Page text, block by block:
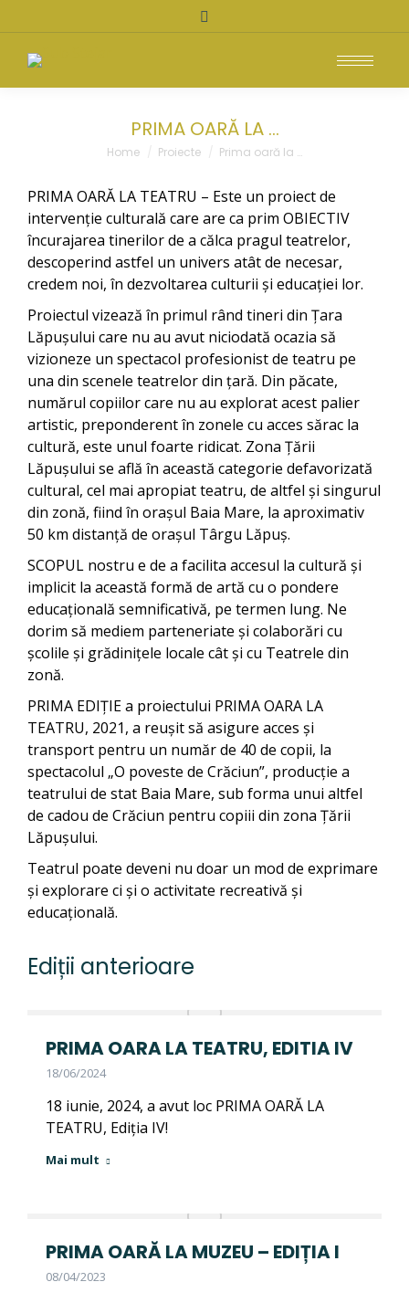
Search:
PRIMA OARĂ LA …
You are here:
Home Proiecte Prima oară la …
PRIMA OARĂ LA TEATRU – Este un proiect de
intervenție culturală care are ca prim OBIECTIV
încurajarea tinerilor de a călca pragul teatrelor,
descoperind astfel un univers atât de necesar,
credem noi, în dezvoltarea culturii și educației lor.
Proiectul vizează în primul rând tineri din Țara
Lăpușului care nu au avut niciodată ocazia să
vizioneze un spectacol profesionist de teatru pe
una din scenele teatrelor din țară. Din păcate,
numărul copiilor care nu au explorat acest palier
artistic, preponderent în zonele cu acces sărac la
cultură, este unul foarte ridicat. Zona Țării
Lăpușului se află în această categorie defavorizată
cultural, cel mai apropiat teatru, de altfel și singurul
din zonă, fiind în orașul Baia Mare, la aproximativ
50 km distanță de orașul Târgu Lăpuș.
SCOPUL nostru e de a facilita accesul la cultură și
implicit la această formă de artă cu o pondere
educațională semnificativă, pe termen lung. Ne
dorim să mediem parteneriate și colaborări cu
școlile și grădinițele locale cât și cu Teatrele din
zonă.
PRIMA EDIȚIE a proiectului PRIMA OARA LA
TEATRU, 2021, a reușit să asigure acces și
transport pentru un număr de 40 de copii, la
spectacolul „O poveste de Crăciun”, producție a
teatrului de stat Baia Mare, sub forma unui altfel
de cadou de Crăciun pentru copiii din zona Țării
Lăpușului.
Teatrul poate deveni nu doar un mod de exprimare
și explorare ci și o activitate recreativă și
educațională.
Ediții anterioare
PRIMA OARA LA TEATRU, EDITIA IV
18/06/2024
18 iunie, 2024, a avut loc PRIMA OARĂ LA
TEATRU, Ediția IV!
Mai mult
PRIMA OARĂ LA MUZEU – EDIȚIA I
08/04/2023